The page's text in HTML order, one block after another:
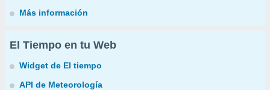
Más información
El Tiempo en tu Web
Widget de El tiempo
API de Meteorología